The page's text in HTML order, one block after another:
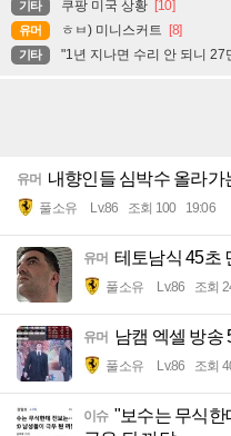
기타 쿠팡 미국 상황 [10]
유머 ㅎㅂ) 미니스커트 [8]
기타 "1년 지나면 수리 안 되니 27
유머 내향인들 심박수 올라가
풀소유 Lv.86 조회 100 19:06
유머 테토남식 45초
풀소유 Lv.86 조회
유머 남캠 엑셀 방송
풀소유 Lv.86 조회
이슈 "보수는 무식한